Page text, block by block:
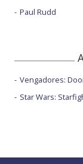
Paul Rudd
Vengadores:
Star Wars: